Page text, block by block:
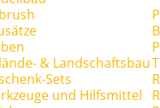
& Landschaftsbau
Sets
und Hilfsmittel